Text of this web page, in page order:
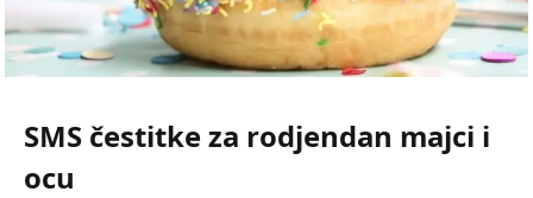
SMS čestitke za rodjendan majci i
ocu